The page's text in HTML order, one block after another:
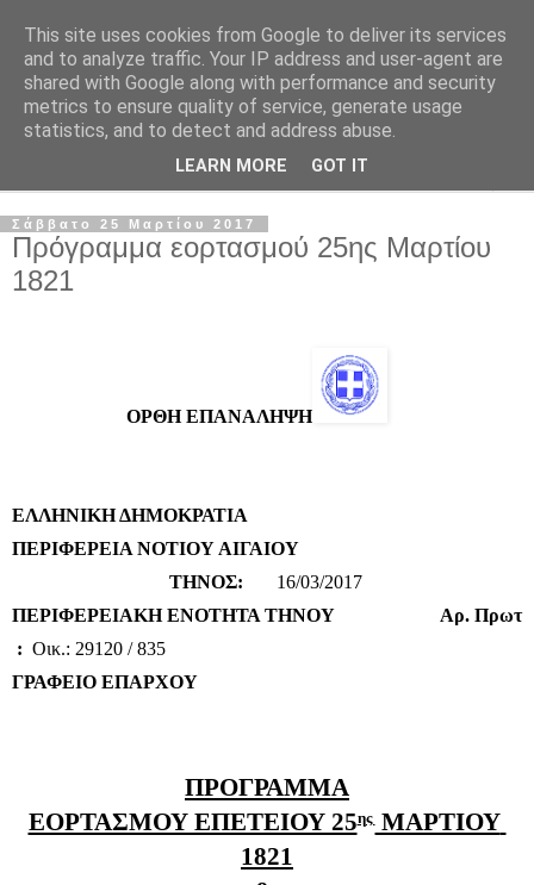
Σάββατο 25 Μαρτίου 2017
Πρόγραμμα εορτασμού 25ης Μαρτίου
1821
ΟΡΘΗ ΕΠΑΝΑΛΗΨΗ
ΕΛΛΗΝΙΚΗ ΔΗΜΟΚΡΑΤΙΑ
ΠΕΡΙΦΕΡΕΙΑ ΝΟΤΙΟΥ ΑΙΓΑΙΟΥ
THNOΣ: 16/03/2017
ΠΕΡΙΦΕΡΕΙΑΚΗ ΕΝΟΤΗΤΑ ΤΗΝΟΥ                      Aρ. Πρωτ
: Oικ.: 29120 / 835
ΓΡΑΦΕΙΟ ΕΠΑΡΧΟΥ
ΠΡΟΓΡΑΜΜΑ
ΕΟΡΤΑΣΜΟΥ ΕΠΕΤΕΙΟΥ 25ης ΜΑΡΤΙΟΥ
1821
This site uses cookies from Google to deliver its services
and to analyze traffic. Your IP address and user-agent are
shared with Google along with performance and security
metrics to ensure quality of service, generate usage
statistics, and to detect and address abuse.
LEARN MORE GOT IT